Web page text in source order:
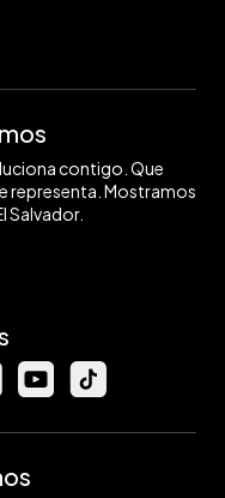
contigo. Que
representa. Mostramos
Salvador.